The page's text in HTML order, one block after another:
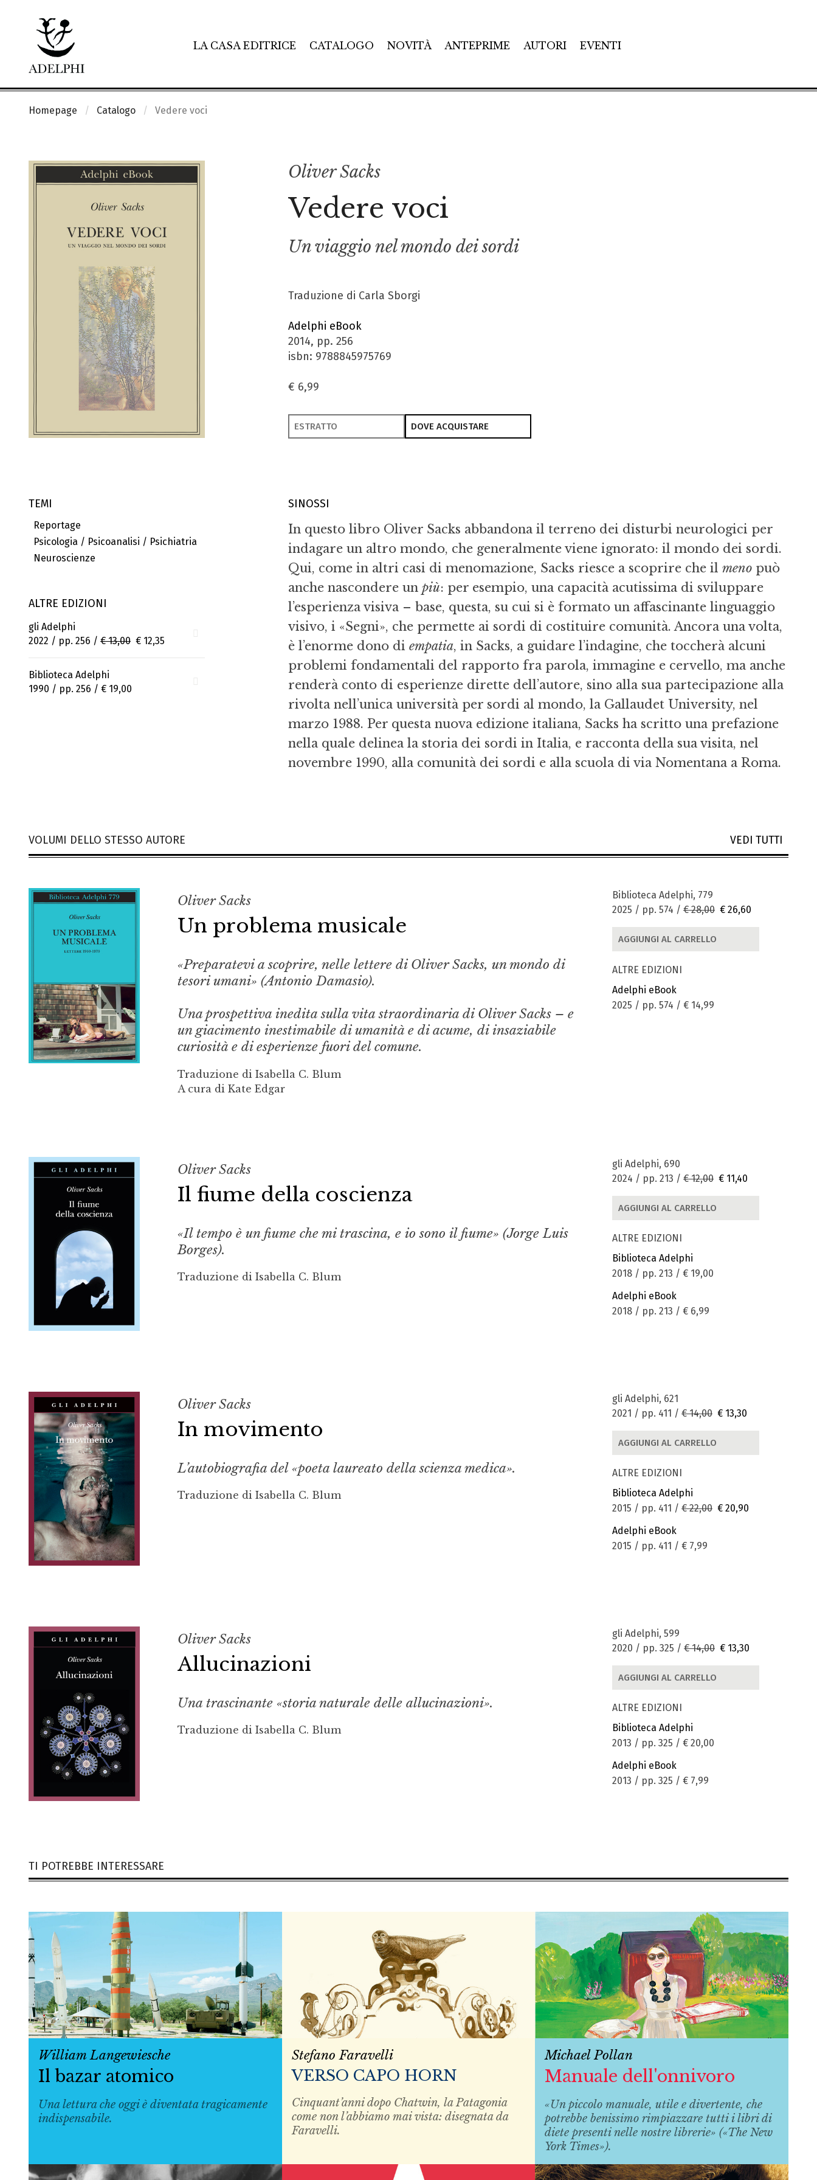
LA CASA EDITRICE CATALOGO NOVITÀ ANTEPRIME AUTORI EVENTI
Homepage Catalogo Vedere voci
Oliver Sacks
Vedere voci
Un viaggio nel mondo dei sordi
Traduzione di Carla Sborgi
Adelphi eBook
2014, pp. 256
isbn: 9788845975769
€ 6,99
ESTRATTO DOVE ACQUISTARE
TEMI
Reportage
Psicologia / Psicoanalisi / Psichiatria
Neuroscienze
ALTRE EDIZIONI
gli Adelphi
2022 / pp. 256 / € 13,00 € 12,35
Biblioteca Adelphi
1990 / pp. 256 / € 19,00
SINOSSI
In questo libro Oliver Sacks abbandona il terreno dei disturbi neurologici per
indagare un altro mondo, che generalmente viene ignorato: il mondo dei sordi.
Qui, come in altri casi di menomazione, Sacks riesce a scoprire che il menopuò
anche nascondere un più: per esempio, una capacità acutissima di sviluppare
l’esperienza visiva – base, questa, su cui si è formato un affascinante linguaggio
visivo, i «Segni», che permette ai sordi di costituire comunità. Ancora una volta,
è l’enorme dono di empatia, in Sacks, a guidare l’indagine, che toccherà alcuni
problemi fondamentali del rapporto fra parola, immagine e cervello, ma anche
renderà conto di esperienze dirette dell’autore, sino alla sua partecipazione alla
rivolta nell’unica università per sordi al mondo, la Gallaudet University, nel
marzo 1988. Per questa nuova edizione italiana, Sacks ha scritto una prefazione
nella quale delinea la storia dei sordi in Italia, e racconta della sua visita, nel
novembre 1990, alla comunità dei sordi e alla scuola di via Nomentana a Roma.
VOLUMI DELLO STESSO AUTORE VEDI TUTTI
Oliver Sacks
Un problema musicale
«Preparatevi a scoprire, nelle lettere di Oliver Sacks, un mondo di
tesori umani» (Antonio Damasio).
Una prospettiva inedita sulla vita straordinaria di Oliver Sacks – e
un giacimento inestimabile di umanità e di acume, di insaziabile
curiosità e di esperienze fuori del comune.
Traduzione di Isabella C. Blum
A cura di Kate Edgar
Biblioteca Adelphi, 779
2025 / pp. 574 / € 28,00 € 26,60
AGGIUNGI AL CARRELLO
ALTRE EDIZIONI
Adelphi eBook
2025 / pp. 574 / € 14,99
Oliver Sacks
Il fiume della coscienza
«Il tempo è un fiume che mi trascina, e io sono il fiume» (Jorge Luis
Borges).
Traduzione di Isabella C. Blum
gli Adelphi, 690
2024 / pp. 213 / € 12,00 € 11,40
AGGIUNGI AL CARRELLO
ALTRE EDIZIONI
Biblioteca Adelphi
2018 / pp. 213 / € 19,00
Adelphi eBook
2018 / pp. 213 / € 6,99
Oliver Sacks
In movimento
L’autobiografia del «poeta laureato della scienza medica».
Traduzione di Isabella C. Blum
gli Adelphi, 621
2021 / pp. 411 / € 14,00 € 13,30
AGGIUNGI AL CARRELLO
ALTRE EDIZIONI
Biblioteca Adelphi
2015 / pp. 411 / € 22,00 € 20,90
Adelphi eBook
2015 / pp. 411 / € 7,99
Oliver Sacks
Allucinazioni
Una trascinante «storia naturale delle allucinazioni».
Traduzione di Isabella C. Blum
gli Adelphi, 599
2020 / pp. 325 / € 14,00 € 13,30
AGGIUNGI AL CARRELLO
ALTRE EDIZIONI
Biblioteca Adelphi
2013 / pp. 325 / € 20,00
Adelphi eBook
2013 / pp. 325 / € 7,99
TI POTREBBE INTERESSARE
William Langewiesche
Il bazar atomico
Una lettura che oggi è diventata tragicamente
indispensabile.
Stefano Faravelli
VERSO CAPO HORN
Cinquant’anni dopo Chatwin, la Patagonia
come non l’abbiamo mai vista: disegnata da
Faravelli.
Michael Pollan
Manuale dell'onnivoro
«Un piccolo manuale, utile e divertente, che
potrebbe benissimo rimpiazzare tutti i libri di
diete presenti nelle nostre librerie» («The New
York Times»).